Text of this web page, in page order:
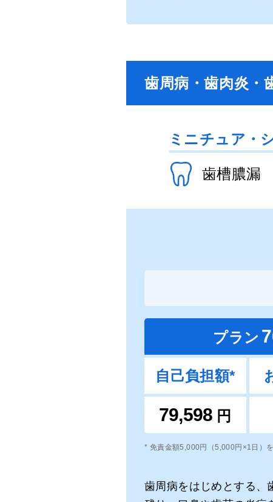
歯周病・歯肉炎・
ミニチュア・
歯槽膿漏
プラン
自己負担額*
79,598円
* 免責金額5,000円（5,000円×1日）
歯周病をはじめとする、